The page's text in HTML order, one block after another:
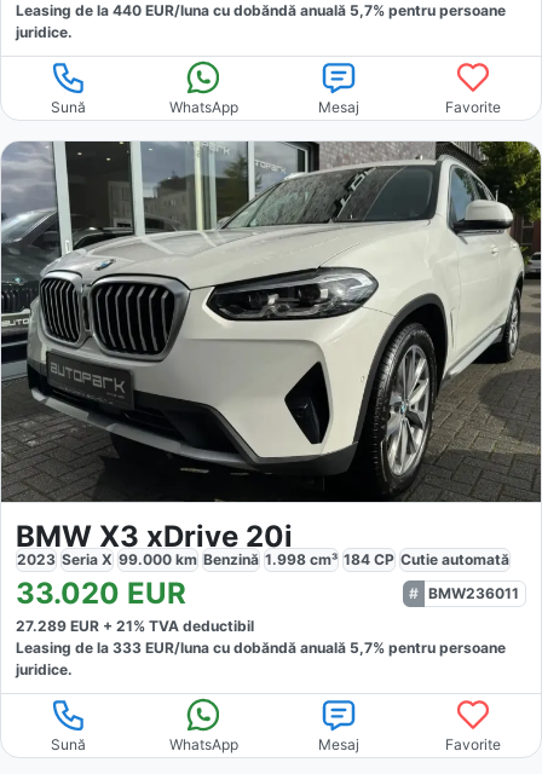
Leasing de la 440 EUR/luna cu dobăndă anuală 5,7% pentru persoane
juridice.
Sună WhatsApp Mesaj Favorite
BMW X3 xDrive 20i
2023 Seria X 99.000 km Benzină 1.998 cm³ 184 CP Cutie automată
33.020 EUR
BMW236011
27.289 EUR + 21% TVA deductibil
Leasing de la 333 EUR/luna cu dobăndă anuală 5,7% pentru persoane
juridice.
Sună WhatsApp Mesaj Favorite